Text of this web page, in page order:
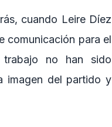
cuando Leire Díez
comunicación para el
no han sido
imagen del partido y